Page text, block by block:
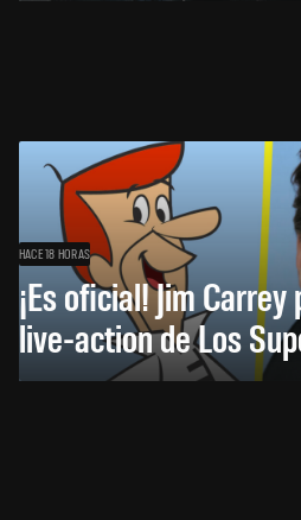
HACE 18 HORAS
¡Es oficial! Jim
live-action de Los